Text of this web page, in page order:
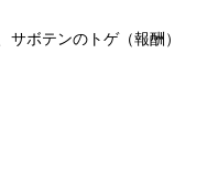
ボテンのトゲ（報酬）